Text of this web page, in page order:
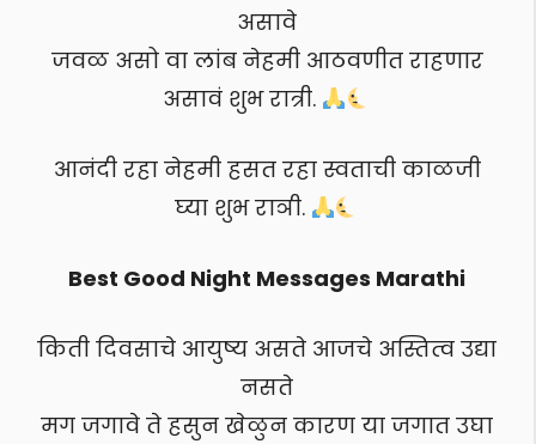
असावे
जवळ असो वा लांब नेहमी आठवणीत राहणार
असावं शुभ रात्री.
आनंदी रहा नेहमी हसत रहा स्वताची काळजी
घ्या शुभ राञी.
Best Good Night Messages Marathi
किती दिवसाचे आयुष्य असते आजचे अस्तित्व उद्या
नसते
मग जगावे ते हसुन खेळुन कारण या जगात उघा